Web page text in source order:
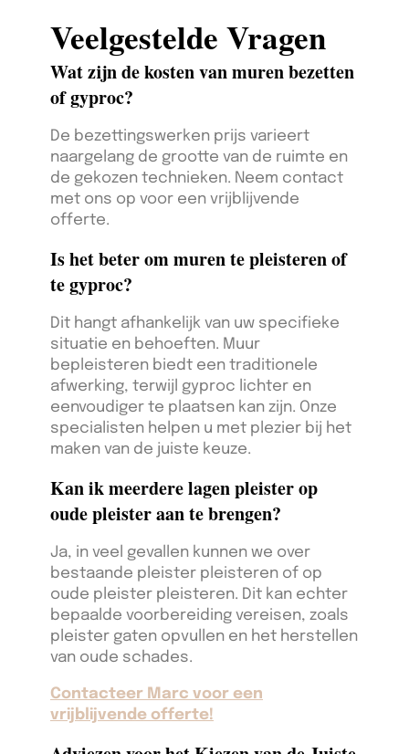
Veelgestelde Vragen
Wat zijn de kosten van muren bezetten
of gyproc?
De bezettingswerken prijs varieert
naargelang de grootte van de ruimte en
de gekozen technieken. Neem contact
met ons op voor een vrijblijvende
offerte.
Is het beter om muren te pleisteren of
te gyproc?
Dit hangt afhankelijk van uw specifieke
situatie en behoeften. Muur
bepleisteren biedt een traditionele
afwerking, terwijl gyproc lichter en
eenvoudiger te plaatsen kan zijn. Onze
specialisten helpen u met plezier bij het
maken van de juiste keuze.
Kan ik meerdere lagen pleister op
oude pleister aan te brengen?
Ja, in veel gevallen kunnen we over
bestaande pleister pleisteren of op
oude pleister pleisteren. Dit kan echter
bepaalde voorbereiding vereisen, zoals
pleister gaten opvullen en het herstellen
van oude schades.
Contacteer Marc voor een
vrijblijvende offerte!